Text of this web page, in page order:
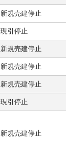
新規売建停止
現引停止
新規売建停止
新規売建停止
新規売建停止
現引停止
新規売建停止